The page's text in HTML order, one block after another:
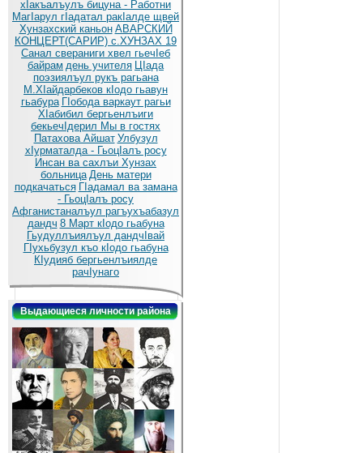
хIакъалъулъ бицуна - Работни
МагIарул гIадатал ракIалде щвей
Хунзахский каньон АВАРСКИЙ
КОНЦЕРТ(САРИР) с.ХУНЗАХ 19
Санал свераниги хвел гьечIеб
байрам день учителя ЦIада
поэзиялъул рукъ рагьана
М.ХIайдарбеков кIодо гьавун
гьабура ГIобода варкаут рагьи
ХIабибил бергьенлъиги
бекьечIдерил Мы в гостях
Патахова Айшат Улбузул
хIурматалда - ГьоцIалъ росу
Инсан ва сахлъи Хунзах
больница День матери
подкачаться ГIадамал ва замана
- ГьоцIалъ росу
Афганистаналъул рагъухъабазул
дандч 8 Март кIодо гьабуна
Гьудуллъиялъул дандчIвай
ГIухьбузул къо кIодо гьабуна
КIудияб бергьенлъиялде
рачIунаго
Выдающиеся личности района